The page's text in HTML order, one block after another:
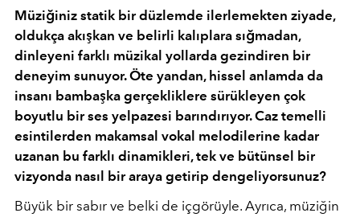
Müziğiniz statik bir düzlemde ilerlemekten ziyade,
oldukça akışkan ve belirli kalıplara sığmadan,
dinleyeni farklı müzikal yollarda gezindiren bir
deneyim sunuyor. Öte yandan, hissel anlamda da
insanı bambaşka gerçekliklere sürükleyen çok
boyutlu bir ses yelpazesi barındırıyor. Caz temelli
esintilerden makamsal vokal melodilerine kadar
uzanan bu farklı dinamikleri, tek ve bütünsel bir
vizyonda nasıl bir araya getirip dengeliyorsunuz?
Büyük bir sabır ve belki de içgörüyle. Ayrıca, müziğin